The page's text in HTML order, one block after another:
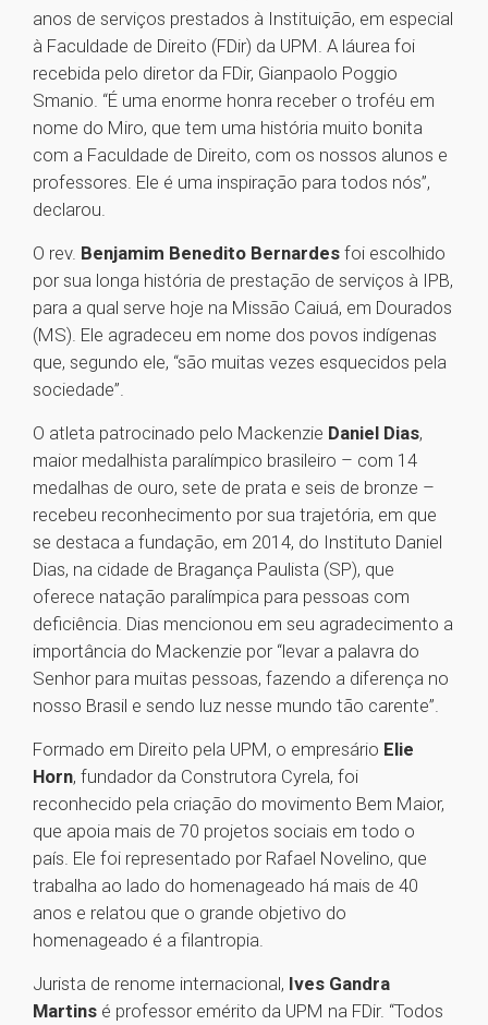
anos de serviços prestados à Instituição, em especial
à Faculdade de Direito (FDir) da UPM. A láurea foi
recebida pelo diretor da FDir, Gianpaolo Poggio
Smanio. “É uma enorme honra receber o troféu em
nome do Miro, que tem uma história muito bonita
com a Faculdade de Direito, com os nossos alunos e
professores. Ele é uma inspiração para todos nós”,
declarou.
O rev. Benjamim Benedito Bernardes foi escolhido
por sua longa história de prestação de serviços à IPB,
para a qual serve hoje na Missão Caiuá, em Dourados
(MS). Ele agradeceu em nome dos povos indígenas
que, segundo ele, “são muitas vezes esquecidos pela
sociedade”.
O atleta patrocinado pelo Mackenzie Daniel Dias,
maior medalhista paralímpico brasileiro – com 14
medalhas de ouro, sete de prata e seis de bronze –
recebeu reconhecimento por sua trajetória, em que
se destaca a fundação, em 2014, do Instituto Daniel
Dias, na cidade de Bragança Paulista (SP), que
oferece natação paralímpica para pessoas com
deficiência. Dias mencionou em seu agradecimento a
importância do Mackenzie por “levar a palavra do
Senhor para muitas pessoas, fazendo a diferença no
nosso Brasil e sendo luz nesse mundo tão carente”.
Formado em Direito pela UPM, o empresário Elie
Horn, fundador da Construtora Cyrela, foi
reconhecido pela criação do movimento Bem Maior,
que apoia mais de 70 projetos sociais em todo o
país. Ele foi representado por Rafael Novelino, que
trabalha ao lado do homenageado há mais de 40
anos e relatou que o grande objetivo do
homenageado é a filantropia.
Jurista de renome internacional, Ives Gandra
Martins é professor emérito da UPM na FDir. “Todos